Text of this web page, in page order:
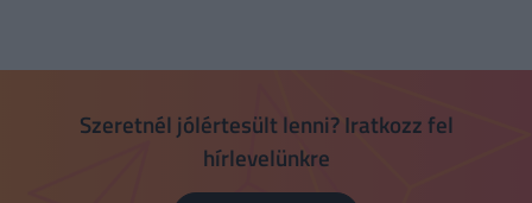
Szeretnél jólértesült lenni? Iratkozz fel
hírlevelünkre